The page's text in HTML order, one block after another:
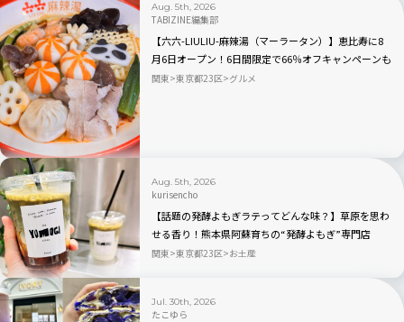
Aug. 5th, 2026
TABIZINE編集部
【六六-LIULIU-麻辣湯（マーラータン）】恵比寿に8
月6日オープン！6日間限定で66％オフキャンペーンも
関東 東京都23区 グルメ
Aug. 5th, 2026
kurisencho
【話題の発酵よもぎラテってどんな味？】草原を思わ
せる香り！熊本県阿蘇育ちの“発酵よもぎ”専門店
「BETWEEN by THE YOMOGI STAND」渋谷にオープ
関東 東京都23区 お土産
Jul. 30th, 2026
たこゆら